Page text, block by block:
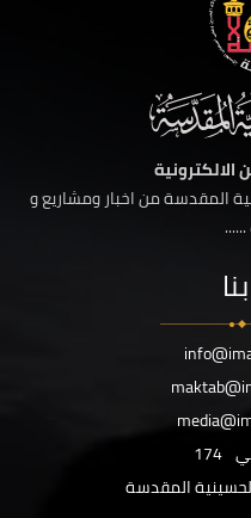
الالكترونية
المقدسة من اخبار ومشاريع و
174
المقدسة